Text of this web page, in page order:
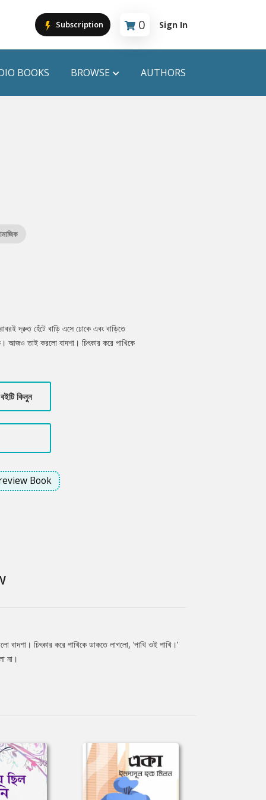
Subscription 0
Cart is empty
Sign In
BOOKS BROWSE AUTHORS
দ্রুত হেঁটে বাড়ি এসে ঢোকে এবং বাড়িতে
আজও তাই করলো বাদশা। চিৎকার করে পাখিকে
যেখানে থাকুক দ্রুত ছুটে আসে পাখি। ঘুমিয়ে
বইটি কিনুন
Book
চিৎকার করে পাখিকে ডাকতে লাগলো, ‘পাখি ওই পাখি।’
না।